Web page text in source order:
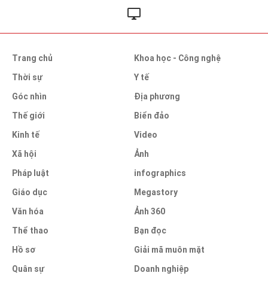
Trang chủ
Thời sự
Góc nhìn
Thế giới
Kinh tế
Xã hội
Pháp luật
Giáo dục
Văn hóa
Thể thao
Hồ sơ
Quân sự
Khoa học - Công nghệ
Y tế
Địa phương
Biển đảo
Video
Ảnh
infographics
Megastory
Ảnh 360
Bạn đọc
Giải mã muôn mặt
Doanh nghiệp